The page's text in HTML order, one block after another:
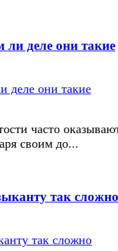
деле они такие
часто
своим до...
так сложно